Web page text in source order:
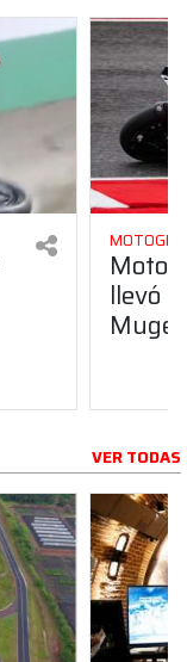
MOTOGP
llevó
VER TODAS